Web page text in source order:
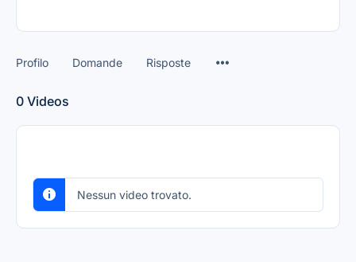
Profilo Domande Risposte
0 Videos
Nessun video trovato.